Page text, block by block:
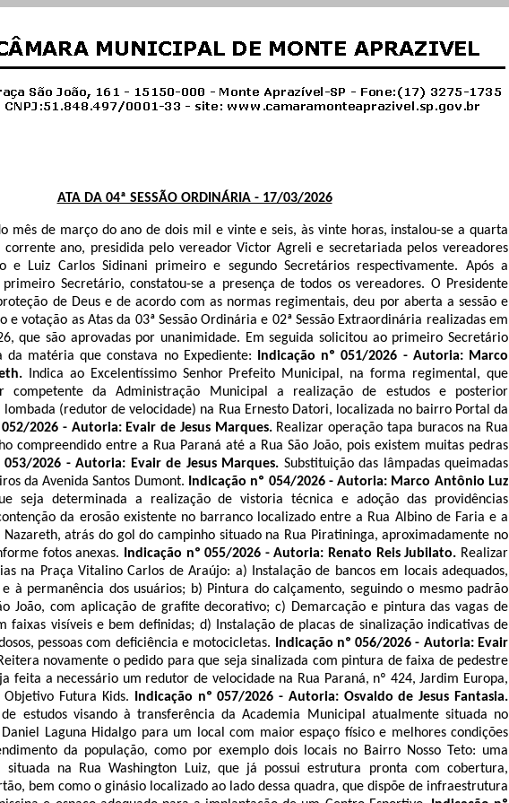
ATA DA 04ª SESSÃO ORDINÁRIA - 17/03/2026
mês de março do ano de dois mil e vinte eseis, às vinte horas, instalou-se a quarta
corrente ano, presidida pelo vereador Victor Agreli e secretariada pelos vereadores
e Luiz Carlos Sidinani primeiro e segundo Secretários respectivamente. Após a
Secretário, constatou-se a presença de todos os vereadores. O Presidente
de Deus e de acordo com as normas regimentais, deu por aberta a sessão e
e votação as Atas da 03ª Sessão Ordinária e 02ª Sessão Extraordinária realizadas em
que são aprovadas por unanimidade. Em seguida solicitou ao primeiro Secretário
da matéria que constava no Expediente:
Indicação nº 051/2026 - Autoria: Marco
Indica ao Excelentíssimo Senhor Prefeito Municipal, na forma regimental, que
competente da Administração Municipal a realização de estudos e posterior
(redutor de velocidade) na Rua Ernesto Datori, localizada no bairro Portal da
052/2026 - Autoria: Evair de Jesus Marques. Realizar operação tapa buracos na Rua
compreendido entre a Rua Paraná até a Rua São João, pois existem muitas pedras
053/2026 - Autoria: Evair de Jesus Marques. Substituição das lâmpadas queimadas
da Avenida Santos Dumont.
Indicação nº 054/2026 - Autoria: Marco Antônio Luz
seja determinada a realização de vistoria técnica e adoção das providências
da erosão existente no barranco localizado entre a Rua Albino de Faria e a
Nazareth, atrás do gol do campinho situado na Rua Piratininga, aproximadamente no
fotos anexas.
Indicação nº 055/2026 - Autoria: Renato ReisJubilato. Realizar
na Praça Vitalino Carlos de Araújo: a) Instalação de bancos em locais adequados,
à permanência dos usuários; b) Pintura do calçamento, seguindo o mesmo padrão
João, com aplicação de grafite decorativo; c) Demarcação e pintura das vagas de
faixas visíveis e bem definidas; d) Instalação de placas de sinalização indicativas de
pessoas com deficiência e motocicletas.
Indicação nº 056/2026 - Autoria: Evair
novamente o pedido para que seja sinalizada com pintura de faixa de pedestre
feita a necessário um redutor de velocidade na Rua Paraná, nº 424, Jardim Europa,
Futura Kids.
Indicação nº 057/2026 - Autoria: Osvaldo de Jesus Fantasia.
estudos visando à transferência da Academia Municipal atualmente situada no
Laguna Hidalgo para um local com maior espaço físico e melhores condições
da população, como por exemplodois locais no Bairro Nosso Teto: uma
situada na Rua Washington Luiz, que já possui estrutura pronta com cobertura,
bem como o ginásio localizado ao lado dessa quadra, que dispõe de infraestrutura